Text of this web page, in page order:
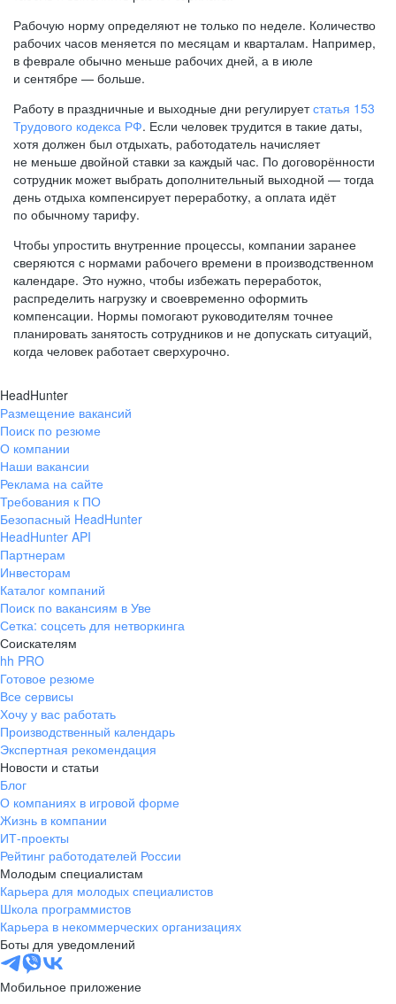
Рабочую норму определяют не только по неделе. Количество
рабочих часов меняется по месяцам и кварталам. Например,
в феврале обычно меньше рабочих дней, а в июле
и сентябре — больше.
Работу в праздничные и выходные дни регулируетстатья 153
Трудового кодекса РФ. Если человек трудится в такие даты,
хотя должен был отдыхать, работодатель начисляет
не меньше двойной ставки за каждый час. По договорённости
сотрудник может выбрать дополнительный выходной — тогда
день отдыха компенсирует переработку, а оплата идёт
по обычному тарифу.
Чтобы упростить внутренние процессы, компании заранее
сверяются с нормами рабочего времени в производственном
календаре. Это нужно, чтобы избежать переработок,
распределить нагрузку и своевременно оформить
компенсации. Нормы помогают руководителям точнее
планировать занятость сотрудников и не допускать ситуаций,
когда человек работает сверхурочно.
HeadHunter
Размещение вакансий
Поиск по резюме
О компании
Наши вакансии
Реклама на сайте
Требования к ПО
Безопасный HeadHunter
HeadHunter API
Партнерам
Инвесторам
Каталог компаний
Поиск по вакансиям в Уве
Сетка: соцсеть для нетворкинга
Соискателям
hh PRO
Готовое резюме
Все сервисы
Хочу у вас работать
Производственный календарь
Экспертная рекомендация
Новости и статьи
Блог
О компаниях в игровой форме
Жизнь в компании
ИТ-проекты
Рейтинг работодателей России
Молодым специалистам
Карьера для молодых специалистов
Школа программистов
Карьера в некоммерческих организациях
Боты для уведомлений
Мобильное приложение